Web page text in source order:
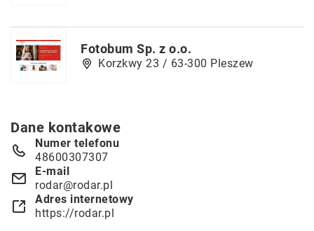
Fotobum Sp. z o.o.
Korzkwy 23 / 63-300 Pleszew
Dane kontakowe
Numer telefonu
48600307307
E-mail
rodar@rodar.pl
Adres internetowy
https://rodar.pl